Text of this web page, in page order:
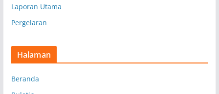
Laporan Utama
Pergelaran
Halaman
Beranda